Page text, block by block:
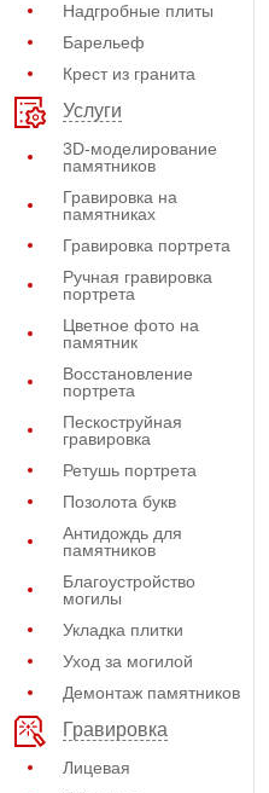
Надгробные плиты
Барельеф
Крест из гранита
Услуги
3D-моделирование
памятников
Гравировка на
памятниках
Гравировка портрета
Ручная гравировка
портрета
Цветное фото на
памятник
Восстановление
портрета
Пескоструйная
гравировка
Ретушь портрета
Позолота букв
Антидождь для
памятников
Благоустройство
могилы
Укладка плитки
Уход за могилой
Демонтаж памятников
Гравировка
Лицевая